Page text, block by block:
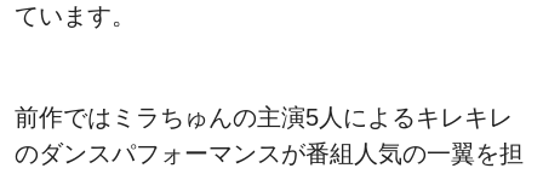
ています。
前作ではミラちゅんの主演5人によるキレキレ
のダンスパフォーマンスが番組人気の一翼を担